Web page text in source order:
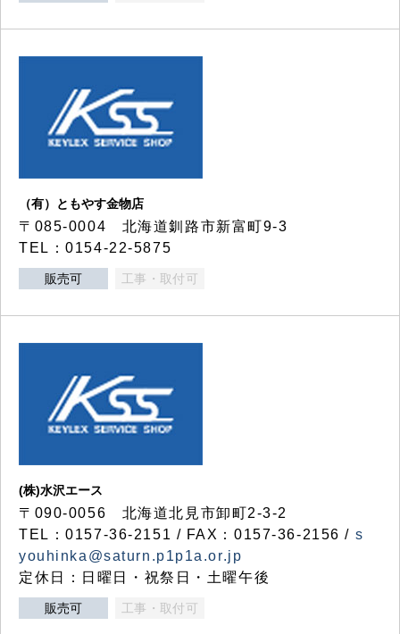
（有）ともやす金物店
〒085-0004 北海道釧路市新富町9-3
TEL：0154-22-5875
販売可 工事・取付可
(株)水沢エース
〒090-0056 北海道北見市卸町2-3-2
TEL：0157-36-2151 / FAX：0157-36-2156 / s
youhinka@saturn.p1p1a.or.jp
定休日：日曜日・祝祭日・土曜午後
販売可 工事・取付可